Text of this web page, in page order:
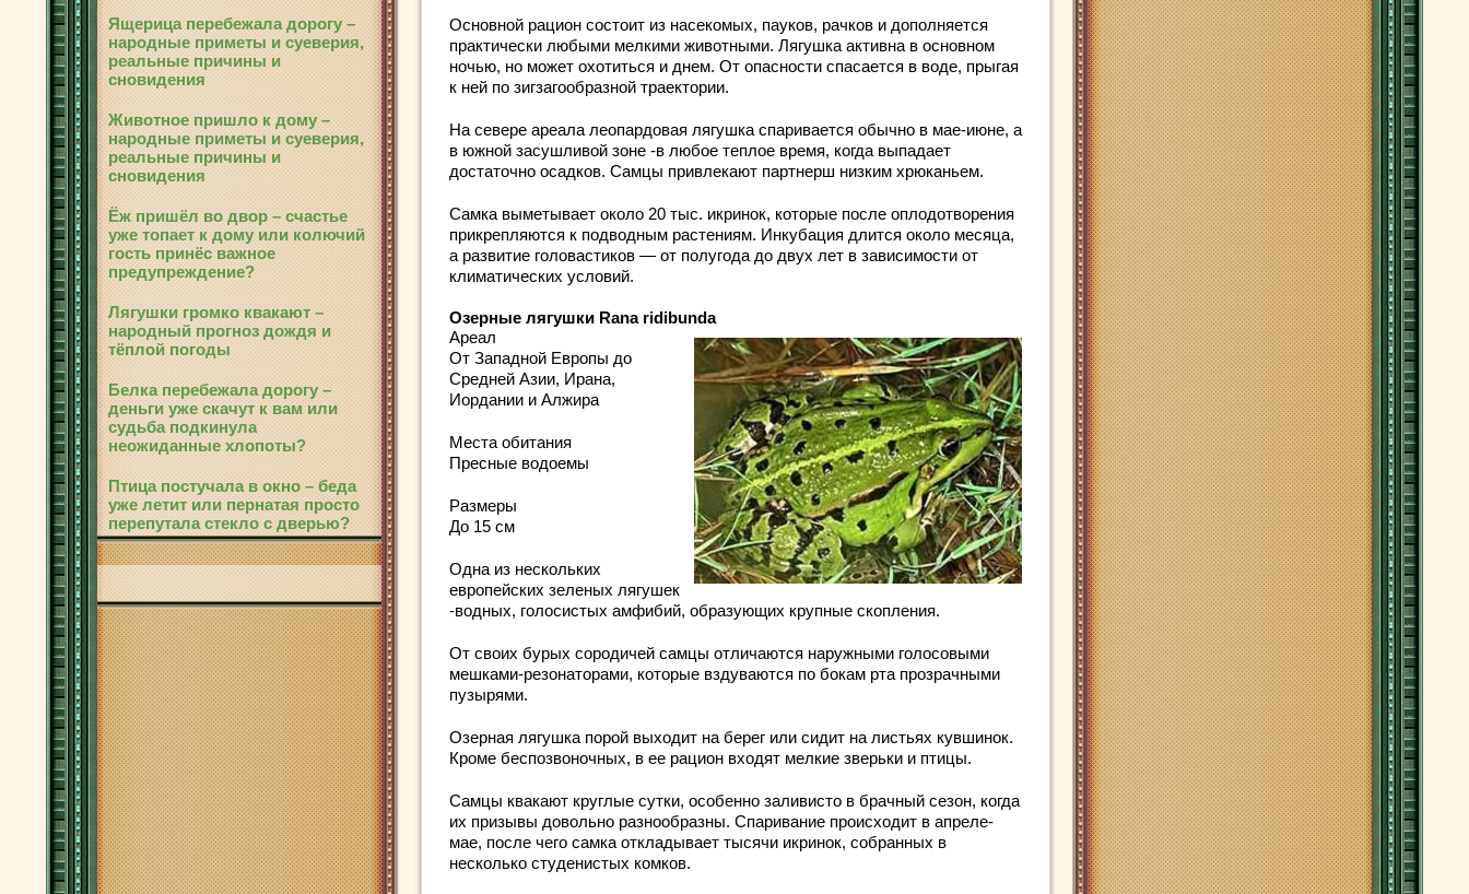
Ящерица перебежала дорогу –
народные приметы и суеверия,
реальные причины и
сновидения
Животное пришло к дому –
народные приметы и суеверия,
реальные причины и
сновидения
Ёж пришёл во двор – счастье
уже топает к дому или колючий
гость принёс важное
предупреждение?
Лягушки громко квакают –
народный прогноз дождя и
тёплой погоды
Белка перебежала дорогу –
деньги уже скачут к вам или
судьба подкинула
неожиданные хлопоты?
Птица постучала в окно – беда
уже летит или пернатая просто
перепутала стекло с дверью?
Основной рацион состоит из насекомых, пауков, рачков и дополняется
практически любыми мелкими животными. Лягушка активна в основном
ночью, но может охотиться и днем. От опасности спасается в воде, прыгая
к ней по зигзагообразной траектории.
На севере ареала леопардовая лягушка спаривается обычно в мае-июне, а
в южной засушливой зоне -в любое теплое время, когда выпадает
достаточно осадков. Самцы привлекают партнерш низким хрюканьем.
Самка выметывает около 20 тыс. икринок, которые после оплодотворения
прикрепляются к подводным растениям. Инкубация длится около месяца,
а развитие головастиков — от полугода до двух лет в зависимости от
климатических условий.
Озерные лягушки Rana ridibunda
Ареал
От Западной Европы до
Средней Азии, Ирана,
Иордании и Алжира
Места обитания
Пресные водоемы
Размеры
До 15 см
Одна из нескольких
европейских зеленых лягушек
-водных, голосистых амфибий, образующих крупные скопления.
От своих бурых сородичей самцы отличаются наружными голосовыми
мешками-резонаторами, которые вздуваются по бокам рта прозрачными
пузырями.
Озерная лягушка порой выходит на берег или сидит на листьях кувшинок.
Кроме беспозвоночных, в ее рацион входят мелкие зверьки и птицы.
Самцы квакают круглые сутки, особенно заливисто в брачный сезон, когда
их призывы довольно разнообразны. Спаривание происходит в апреле-
мае, после чего самка откладывает тысячи икринок, собранных в
несколько студенистых комков.